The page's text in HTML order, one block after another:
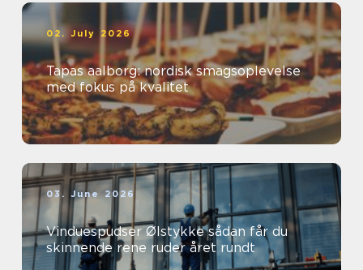
02. July 2026
Tapas aalborg: nordisk smagsoplevelse
med fokus på kvalitet
03. June 2026
Vinduespudser Ølstykke sådan får du
skinnende rene ruder året rundt